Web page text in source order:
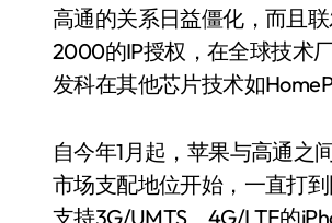
高通的关系日益僵化，而且
2000的IP授权，在全球技术
发科在其他芯片技术如
自今年1月起，苹果与高通之
市场支配地位开始，一直打
支持3G/UMTS、4G/LTE的